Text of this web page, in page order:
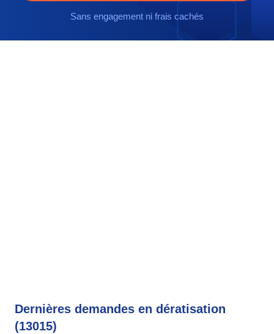
Sans engagement ni frais cachés
Dernières demandes en dératisation
(13015)